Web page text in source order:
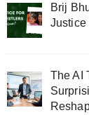
Brij
Justice
The AI